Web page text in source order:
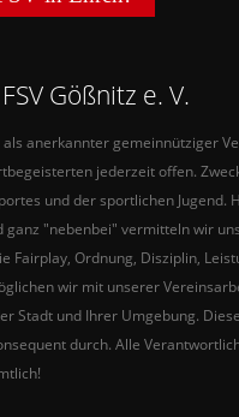
Gößnitz e. V.
als anerkannter gemeinnütziger
jederzeit offen.
und der sportlichen Jugend.
ganz "nebenbei" vermitteln wir
Fairplay, Ordnung, Disziplin,
wir mit unserer
Stadt und Ihrer Umgebung.
durch. Alle